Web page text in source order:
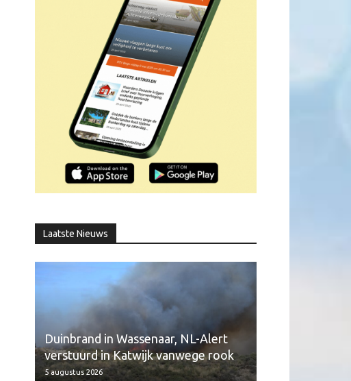
Laatste Nieuws
Duinbrand in Wassenaar, NL-Alert
verstuurd in Katwijk vanwege rook
5 augustus 2026